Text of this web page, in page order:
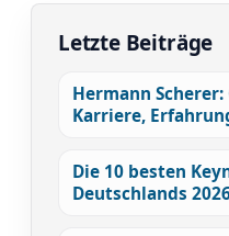
Letzte Beiträge
Hermann
Karriere,
Die 10 besten
Deutschlands